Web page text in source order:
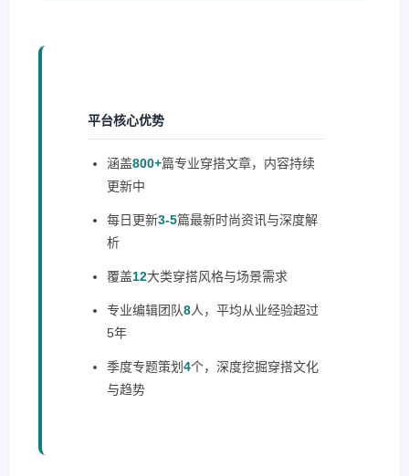
平台核心优势
涵盖800+篇专业穿搭文章，内容持续
更新中
每日更新3-5篇最新时尚资讯与深度解
析
覆盖12大类穿搭风格与场景需求
专业编辑团队8人，平均从业经验超过
5年
季度专题策划 4个，深度挖掘穿搭文化
与趋势